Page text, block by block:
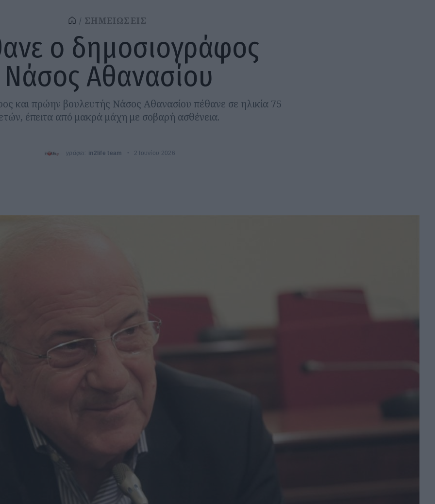
ΣΗΜΕΙΩΣΕΙΣ
ο δημοσιογράφος
Νάσος Αθανασίου
και πρώην βουλευτής Νάσος Αθανασίου πέθανε σε ηλικία 75
έπειτα από μακρά μάχη με σοβαρή ασθένεια.
γράφει: in2life team 2 Ιουνίου 2026